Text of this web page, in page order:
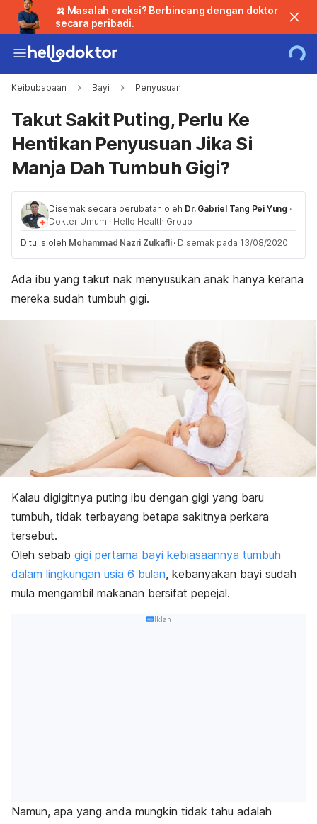
🍌 Masalah ereksi? Berbincang dengan doktor
secara peribadi.
Keibubapaan Bayi Penyusuan
Takut Sakit Puting, Perlu Ke
Hentikan Penyusuan Jika Si
Manja Dah Tumbuh Gigi?
Disemak secara perubatan oleh Dr. Gabriel Tang Pei Yung ·
Dokter Umum · Hello Health Group
Ditulis oleh Mohammad Nazri Zulkafli · Disemak pada 13/08/2020
Ada ibu yang takut nak menyusukan anak hanya kerana
mereka sudah tumbuh gigi.
Kalau digigitnya puting ibu dengan gigi yang baru
tumbuh, tidak terbayang betapa sakitnya perkara
tersebut.
Oleh sebab gigi pertama bayi kebiasaannya tumbuh
dalam lingkungan usia 6 bulan, kebanyakan bayi sudah
mula mengambil makanan bersifat pepejal.
Iklan
Namun, apa yang anda mungkin tidak tahu adalah